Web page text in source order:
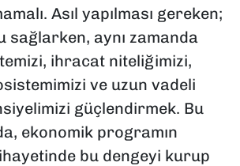
Asıl yapılması gereken;
sağlarken, aynı zamanda
ihracat niteliğimizi,
ve uzun vadeli
güçlendirmek. Bu
ekonomik programın
bu dengeyi kurup